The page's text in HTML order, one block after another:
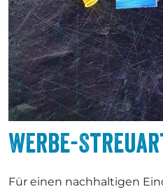
Werbe-
Für einen nachhaltigen